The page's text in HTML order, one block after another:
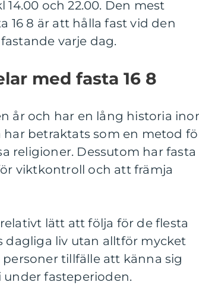
och 22.00. Den mest
16 8 är att hålla fast vid den
varje dag.
med fasta 16 8
år och har en lång historia
betraktats som en metod
religioner. Dessutom har fasta
viktkontroll och att främja
lätt att följa för de flesta
dagliga liv utan alltför mycket
tillfälle att känna sig
fasteperioden.